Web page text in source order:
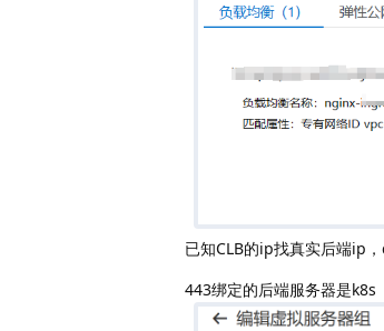
已知CLB的ip找真实后端ip
443绑定的后端服务器是k8s